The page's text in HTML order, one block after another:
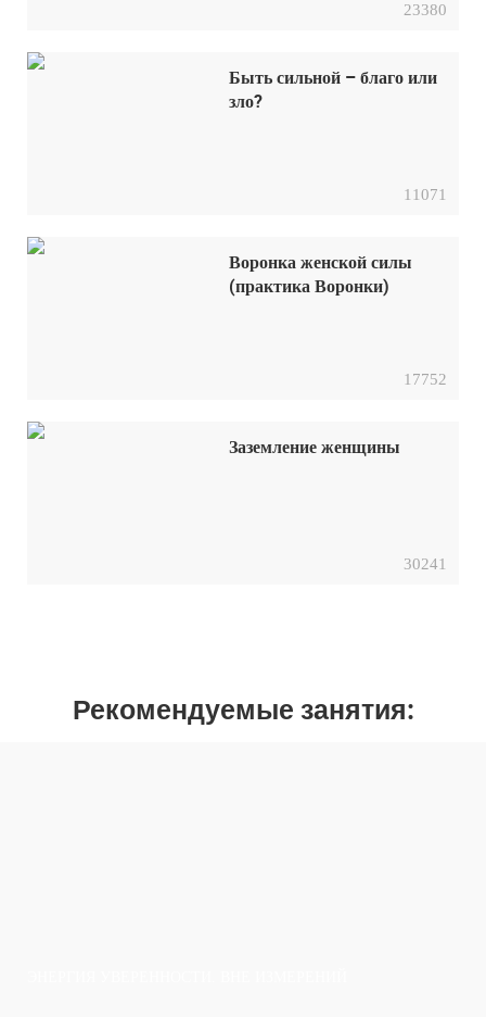
23380
Быть сильной – благо или
зло?
11071
Воронка женской силы
(практика Воронки)
17752
Заземление женщины
30241
Рекомендуемые занятия: